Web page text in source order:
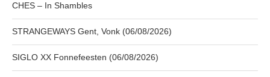
CHES – In Shambles
STRANGEWAYS Gent, Vonk (06/08/2026)
SIGLO XX Fonnefeesten (06/08/2026)